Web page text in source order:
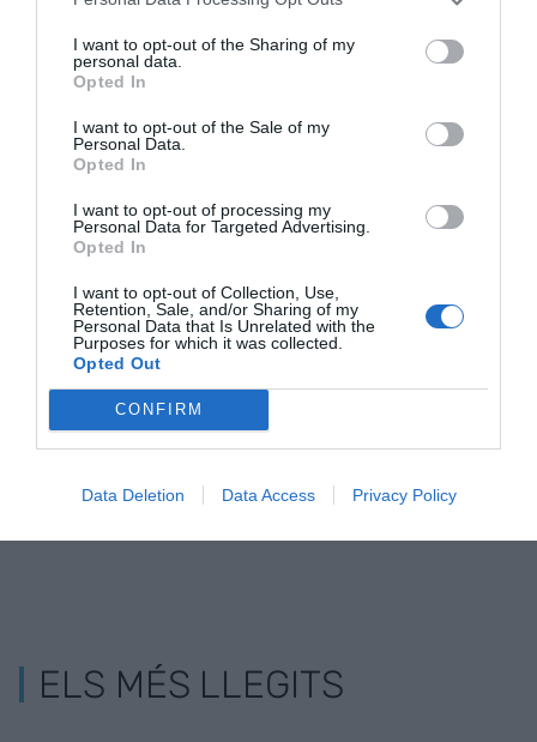
I want to opt-out of the Sharing of my
personal data.
Opted In
I want to opt-out of the Sale of my
Personal Data.
Opted In
I want to opt-out of processing my
Personal Data for Targeted Advertising.
Opted In
I want to opt-out of Collection, Use,
Retention, Sale, and/or Sharing of my
Personal Data that Is Unrelated with the
Purposes for which it was collected.
Opted Out
CONFIRM
Data Deletion Data Access Privacy Policy
RELACIONADES
Norwegian
cancel·larà més de
4.000 vols i també
farà un ERTO
Norwegian com Ryanair: cobrarà
ELS MÉS LLEGITS